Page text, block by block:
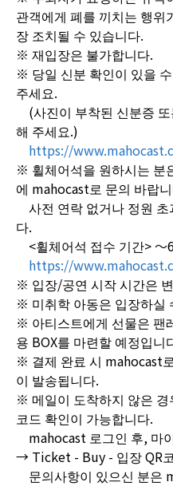
관객에게 폐를 끼치는 행위
장 조치될 수 있습니다.
※ 재입장은 불가합니다.
※ 당일 신분 확인이 있을
주세요.
(사진이 부착된 신분증
해 주세요.)
https://
※ 휠체어석을 원하시는 분
에 mahocast로 문의 바랍
사전 연락 없거나 정원
다.
<휠체어석 접수 기간> ～
https://
※ 입장/공연 시작 시간은
※ 미취학 아동은 입장하실
※ 아티스트에게 선물은 팬
용 BOX를 마련할 예정입니
※ 결제 완료 시 mahocast
이 발송됩니다.
※ 메일이 도착하지 않은
코드 확인이 가능합니다.
mahocast 로그인 후, 마
→ Ticket - Buy - 입장 QR
문의사항이 있으신 분은